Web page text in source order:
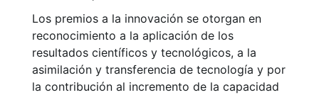
Los premios a la innovación se otorgan en
reconocimiento a la aplicación de los
resultados científicos y tecnológicos, a la
asimilación y transferencia de tecnología y por
la contribución al incremento de la capacidad